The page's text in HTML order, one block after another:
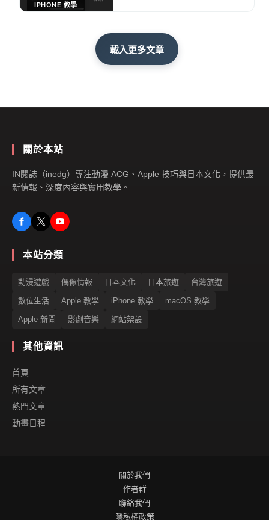
IPHONE 教學
載入更多文章
關於本站
IN閱誌（inedg）專注動漫 ACG、Apple 技巧與日本文化，提供最
新情報、深度內容與實用教學。
本站分類
動漫遊戲 偶像情報 日本文化 日本旅遊 台灣旅遊
數位生活 Apple 教學 iPhone 教學 macOS 教學
Apple 新聞 影劇音樂 網站架設
其他資訊
首頁
所有文章
熱門文章
動畫日程
關於我們
作者群
聯絡我們
隱私權政策